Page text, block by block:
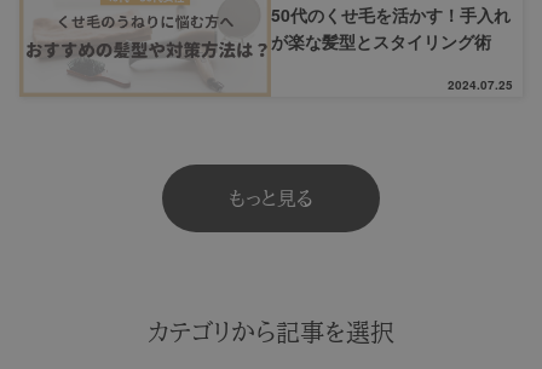
50代のくせ毛を活かす！手入れ
が楽な髪型とスタイリング術
2024.07.25
もっと見る
カテゴリから記事を選択